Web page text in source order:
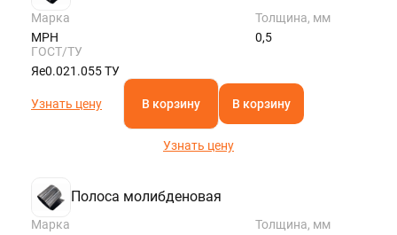
Марка
МРН
Толщина, мм
0,5
ГОСТ/ТУ
Яе0.021.055 ТУ
Узнать цену В корзину В корзину
Узнать цену
Полоса молибденовая
Марка
Толщина, мм